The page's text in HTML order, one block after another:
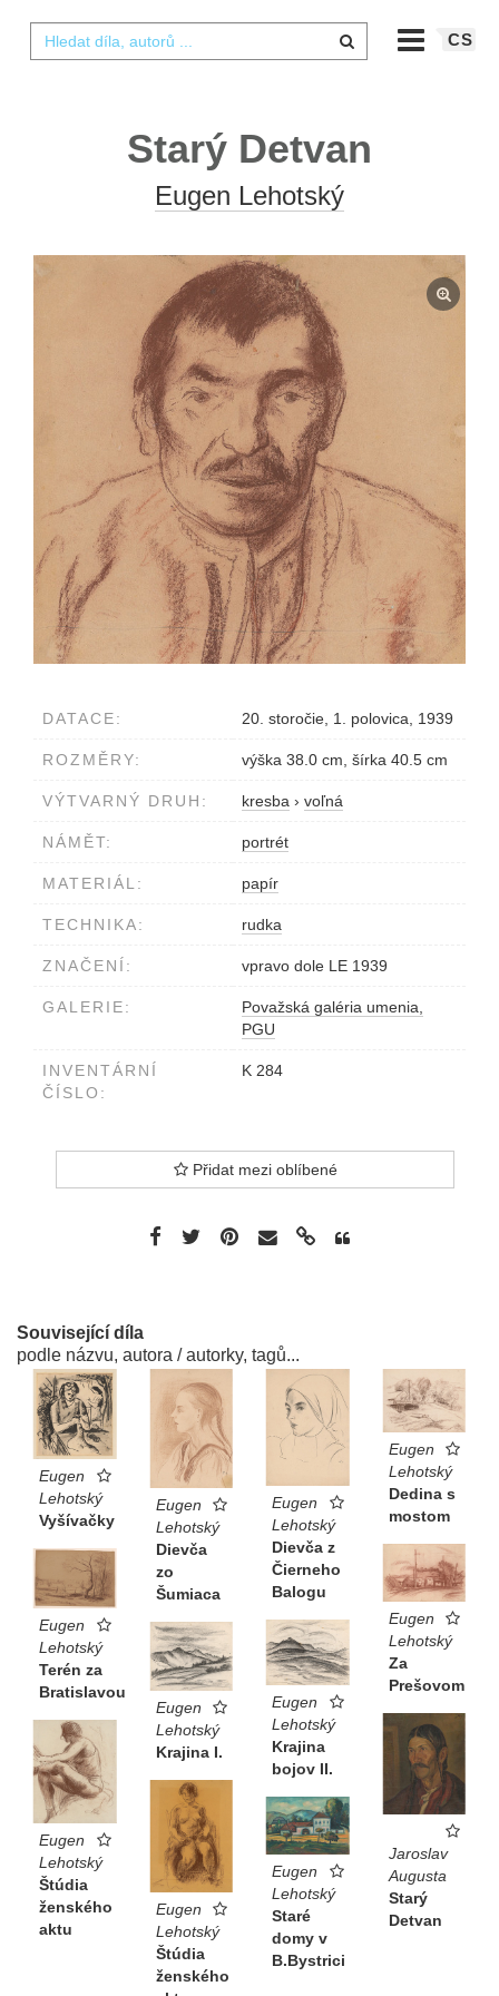
CS
Starý Detvan
Eugen Lehotský
DATACE: 20. storočie, 1. polovica, 1939
ROZMĚRY: výška 38.0 cm, šírka 40.5 cm
VÝTVARNÝ DRUH: kresba › voľná
NÁMĚT: portrét
MATERIÁL: papír
TECHNIKA: rudka
ZNAČENÍ: vpravo dole LE 1939
GALERIE:
Považská galéria umenia,
PGU
INVENTÁRNÍ
ČÍSLO:
K 284
Přidat mezi oblíbené
Související díla
podle názvu, autora / autorky, tagů...
Eugen
Lehotský
Vyšívačky
Eugen
Lehotský
Dievča
zo
Šumiaca
Eugen
Lehotský
Dievča z
Čierneho
Balogu
Eugen
Lehotský
Dedina s
mostom
Eugen
Lehotský
Za
Prešovom
Eugen
Lehotský
Terén za
Bratislavou
Eugen
Lehotský
Krajina
bojov II.
Eugen
Lehotský
Krajina I.
Jaroslav
Augusta
Starý
Detvan
Eugen
Lehotský
Štúdia
ženského
aktu
Eugen
Lehotský
Štúdia
ženského
Eugen
Lehotský
Staré
domy v
B.Bystrici